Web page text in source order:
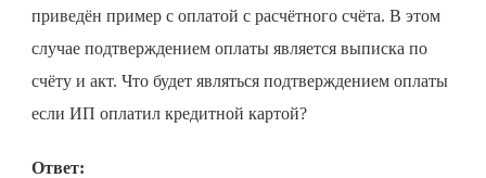
приведён пример с оплатой с расчётного счёта. В этом
случае подтверждением оплаты является выписка по
счёту и акт. Что будет являться подтверждением оплаты
если ИП оплатил кредитной картой?
Ответ: